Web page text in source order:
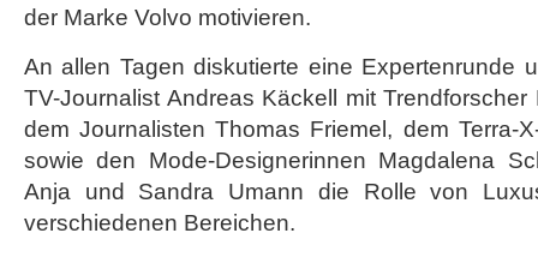
der Marke Volvo motivieren.
An allen Tagen diskutierte eine Expertenrunde
TV-Journalist Andreas Käckell mit
dem Journalisten Thomas Friemel, dem Terra-
sowie den Mode-Designerinnen Magdalena
Anja und Sandra Umann die Rolle von
verschiedenen Bereichen.